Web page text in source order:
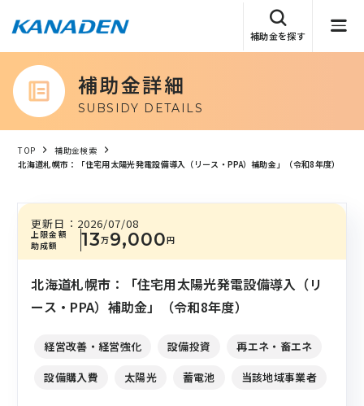
補助金を探す
補助金詳細
SUBSIDY DETAILS
TOP
補助金検索
北海道札幌市：「住宅用太陽光発電設備導入（リース・PPA）補助金」（令和8年度）
上限金額
助成額
13万9,000円
更新日： 2026/07/08
北海道札幌市：「住宅用太陽光発電設備導入（リ
ース・PPA）補助金」（令和8年度）
経営改善・経営強化 設備投資
再エネ・畜エネ
設備購入費
太陽光 蓄電池 当該地域事業者